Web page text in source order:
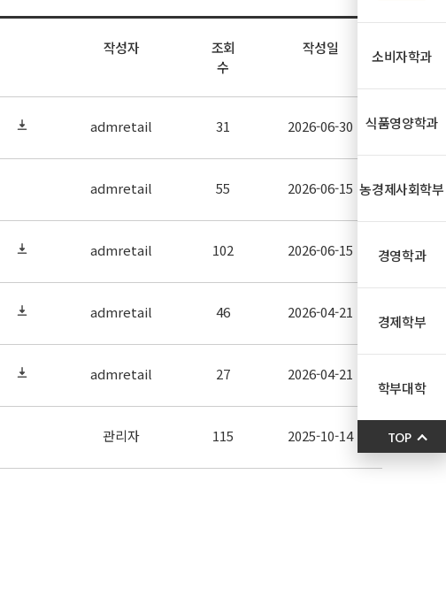
작성자
조회
수
작성일
admretail 31 2026-06-30
admretail 55 2026-06-15
admretail 102 2026-06-15
admretail 46 2026-04-21
admretail 27 2026-04-21
관리자 115 2025-10-14
소비자학과
식품영양학과
농경제사회학부
경영학과
경제학부
학부대학
TOP